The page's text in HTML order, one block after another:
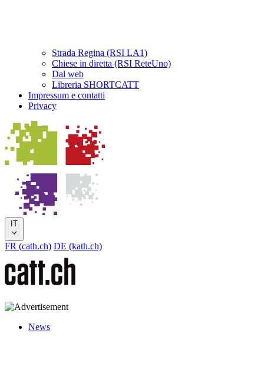
Strada Regina (RSI LA1)
Chiese in diretta (RSI ReteUno)
Dal web
Libreria SHORTCATT
Impressum e contatti
Privacy
IT
FR (cath.ch) DE (kath.ch)
News